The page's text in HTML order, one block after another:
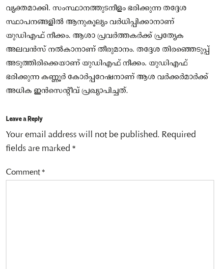
വ്യക്തമാക്കി. സംസ്ഥാനത്തുടനീളം ഭരിക്കുന്ന തദ്ദേശ
സ്ഥാപനങ്ങളിൽ ആനുകൂല്യം വർധിപ്പിക്കാനാണ്
യുഡിഎഫ് നീക്കം. ആശാ പ്രവർത്തകർക്ക് പ്രത്യേക
അലവൻസ് നൽകാനാണ് തീരുമാനം. തദ്ദേശ തിരഞ്ഞെടുപ്പ്
അടുത്തിരിക്കെയാണ് യുഡിഎഫ് നീക്കം. യുഡിഎഫ്
ഭരിക്കുന്ന കണ്ണൂർ കോർപ്പറേഷനാണ് ആശ വർക്കർമാർക്ക്
അധിക ഇൻസെന്റീവ് പ്രഖ്യാപിച്ചത്.
Leave a Reply
Your email address will not be published. Required
fields are marked *
Comment*